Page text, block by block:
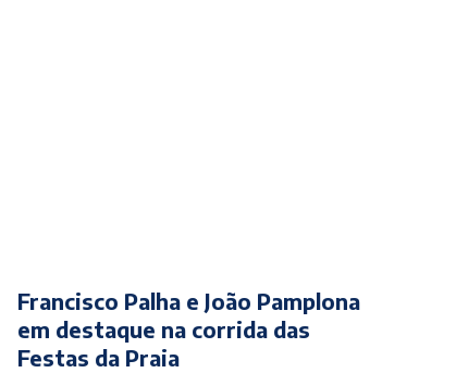
Francisco Palha e João Pamplona
em destaque na corrida das
Festas da Praia